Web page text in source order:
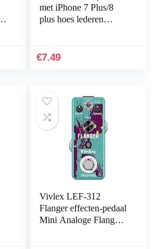
met iPhone 7 Plus/8
plus hoes lederen
hoesje met
€7.49
Vivlex LEF-312
Flanger effecten-pedaal
Mini Analoge Flange